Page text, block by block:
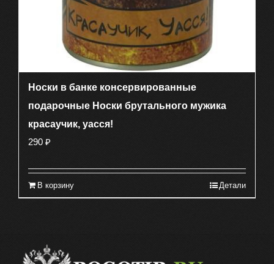
Носки в банке консервированные
подарочные Носки брутального мужика
красаучик, уасся!
290 ₽
В корзину Детали